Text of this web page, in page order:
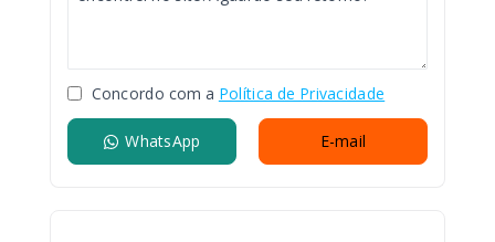
Concordo com a Política de Privacidade
WhatsApp E-mail